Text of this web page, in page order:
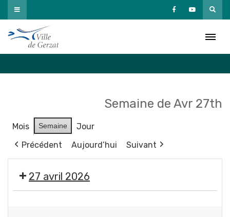
Passer
au
contenu
Semaine de Avr 27th
Mois Semaine
Jour
Précédent
Aujourd’hui Suivant
27 avril 2026